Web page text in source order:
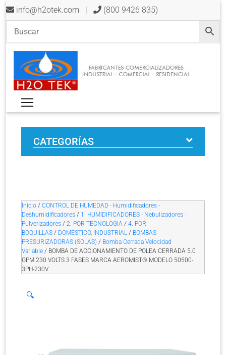
info@h2otek.com | (800 9426 835)
CATEGORÍAS
Inicio / CONTROL DE HUMEDAD - Humidificadores -
Deshumidificadores / 1. HUMIDIFICADORES - Nebulizadores -
Pulverizadores / 2. POR TECNOLOGIA / 4. POR
BOQUILLAS / DOMÉSTICO, INDUSTRIAL / BOMBAS
PRESURIZADORAS (SOLAS) / Bomba Cerrada Velocidad
Variable / BOMBA DE ACCIONAMIENTO DE POLEA CERRADA 5.0
GPM 230 VOLTS 3 FASES MARCA AEROMIST® MODELO 50500-
3PH-230V
🔍